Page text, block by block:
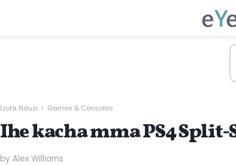
Ịzụta Nduzi Games & Consoles
Ihe kacha mma PS4 Split-
by Alex Williams